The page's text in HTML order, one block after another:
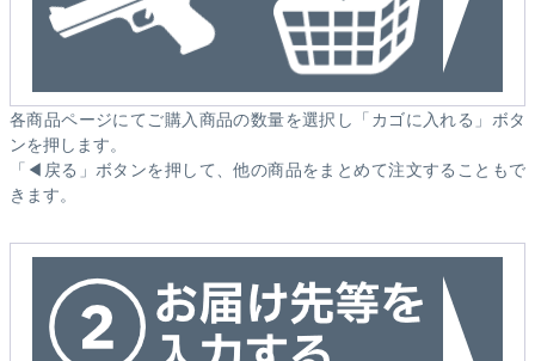
各商品ページにてご購入商品の数量を選択し「カゴに入れる」ボタ
ンを押します。
「◀戻る」ボタンを押して、他の商品をまとめて注文することもで
きます。